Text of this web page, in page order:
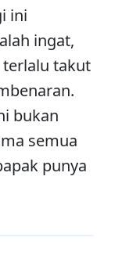
ini
ingat,
terlalu takut
bukan
semua
punya